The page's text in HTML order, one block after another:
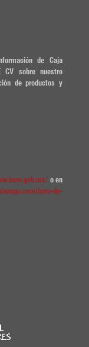
de Caja
CV sobre nuestro
de productos y
o en
buro-de-